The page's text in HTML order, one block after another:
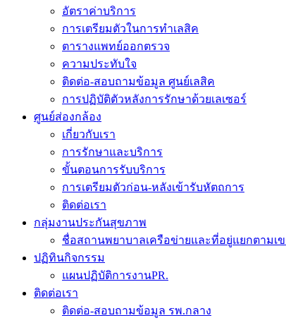
อัตราค่าบริการ
การเตรียมตัวในการทำเลสิค
ตารางแพทย์ออกตรวจ
ความประทับใจ
ติดต่อ-สอบถามข้อมูล ศูนย์เลสิค
การปฏิบัติตัวหลังการรักษาด้วยเลเซอร์
ศูนย์ส่องกล้อง
เกี่ยวกับเรา
การรักษาและบริการ
ขั้นตอนการรับบริการ
การเตรียมตัวก่อน-หลังเข้ารับหัตถการ
ติดต่อเรา
กลุ่มงานประกันสุขภาพ
ชื่อสถานพยาบาลเครือข่ายและที่อยู่แยกตามเ
ปฏิทินกิจกรรม
แผนปฏิบัติการงานPR.
ติดต่อเรา
ติดต่อ-สอบถามข้อมูล รพ.กลาง